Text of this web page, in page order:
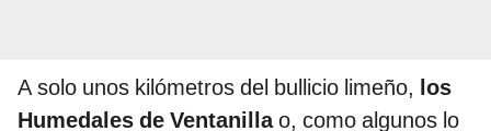
A solo unos kilómetros del bullicio limeño, los
Humedales de Ventanillao, como algunos lo